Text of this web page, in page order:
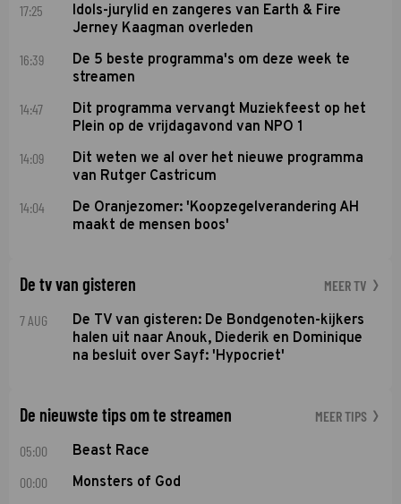
17:25
Idols-jurylid en zangeres van Earth & Fire
Jerney Kaagman overleden
16:39
De 5 beste programma's om deze week te
streamen
14:47
Dit programma vervangt Muziekfeest op het
Plein op de vrijdagavond van NPO 1
14:09
Dit weten we al over het nieuwe programma
van Rutger Castricum
14:04
De Oranjezomer: 'Koopzegelverandering AH
maakt de mensen boos'
De tv van gisteren MEER TV
7 AUG
De TV van gisteren: De Bondgenoten-kijkers
halen uit naar Anouk, Diederik en Dominique
na besluit over Sayf: 'Hypocriet'
De nieuwste tips om te streamen MEER TIPS
05:00 Beast Race
00:00 Monsters of God